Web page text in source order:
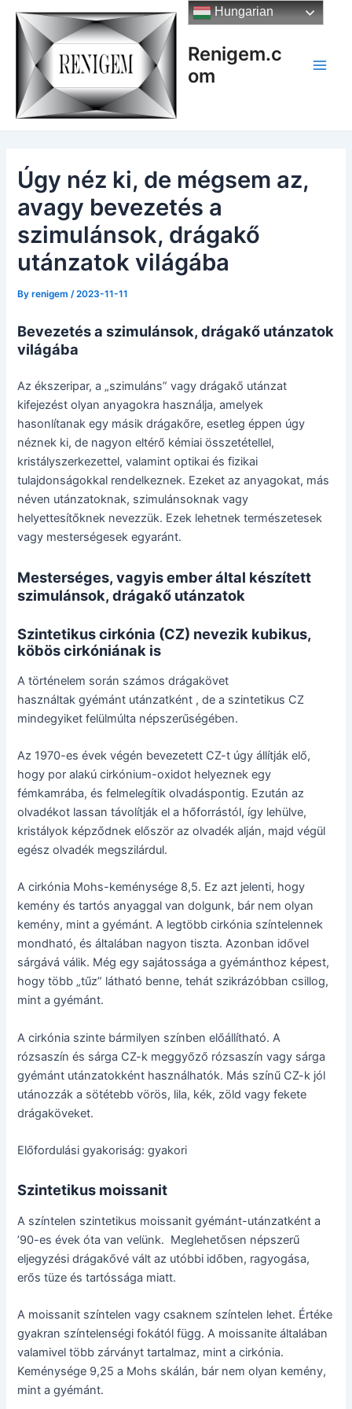
Skip
content
Renigem.c
om
Úgy néz ki, de mégsem az,
avagy bevezetés a
szimulánsok, drágakő
utánzatok világába
Byrenigem /2023-11-11
Bevezetés a szimulánsok, drágakő utánzatok
világába
Az ékszeripar, a „szimuláns” vagy drágakő utánzat
kifejezést olyan anyagokra használja, amelyek
hasonlítanak egy másik drágakőre, esetleg éppen úgy
néznek ki, de nagyon eltérő kémiai összetétellel,
kristályszerkezettel, valamint optikai és fizikai
tulajdonságokkal rendelkeznek. Ezeket az anyagokat, más
néven utánzatoknak, szimulánsoknak vagy
helyettesítőknek nevezzük. Ezek lehetnek természetesek
vagy mesterségesek egyaránt.
Mesterséges, vagyis ember által készített
szimulánsok, drágakő utánzatok
Szintetikus cirkónia (CZ) nevezik kubikus,
köbös cirkóniának is
A történelem során számos drágakövet
használtak gyémánt utánzatként , de a szintetikus CZ
mindegyiket felülmúlta népszerűségében.
Az 1970-es évek végén bevezetett CZ-t úgy állítják elő,
hogy por alakú cirkónium-oxidot helyeznek egy
fémkamrába, és felmelegítik olvadáspontig. Ezután az
olvadékot lassan távolítják el a hőforrástól, így lehülve,
kristályok képződnek először az olvadék alján, majd végül
egész olvadék megszilárdul.
A cirkónia Mohs-keménysége 8,5. Ez azt jelenti, hogy
kemény és tartós anyaggal van dolgunk, bár nem olyan
kemény, mint a gyémánt. A legtöbb cirkónia színtelennek
mondható, és általában nagyon tiszta. Azonban idővel
sárgává válik. Még egy sajátossága a gyémánthoz képest,
hogy több „tűz” látható benne, tehát szikrázóbban csillog,
mint a gyémánt.
A cirkónia szinte bármilyen színben előállítható. A
rózsaszín és sárga CZ-k meggyőző rózsaszín vagy sárga
gyémánt utánzatokként használhatók. Más színű CZ-k jól
utánozzák a sötétebb vörös, lila, kék, zöld vagy fekete
drágaköveket.
Előfordulási gyakoriság: gyakori
Szintetikus moissanit
A színtelen szintetikus moissanit gyémánt-utánzatként a
’90-es évek óta van velünk. Meglehetősen népszerű
eljegyzési drágakővé vált az utóbbi időben, ragyogása,
erős tüze és tartóssága miatt.
A moissanit színtelen vagy csaknem színtelen lehet. Értéke
gyakran színtelenségi fokától függ. A moissanite általában
valamivel több zárványt tartalmaz, mint a cirkónia.
Keménysége 9,25 a Mohs skálán, bár nem olyan kemény,
mint a gyémánt.
Hungarian